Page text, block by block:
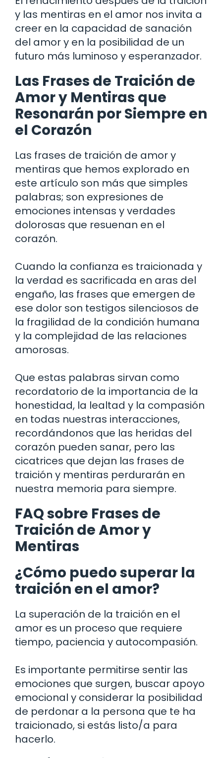
y las mentiras en el amor nos invita a
creer en la capacidad de sanación
del amor y en la posibilidad de un
futuro más luminoso y esperanzador.
Las Frases de Traición de
Amor y Mentiras que
Resonarán por Siempre en
el Corazón
Las frases de traición de amor y
mentiras que hemos explorado en
este artículo son más que simples
palabras; son expresiones de
emociones intensas y verdades
dolorosas que resuenan en el
corazón.
Cuando la confianza es traicionada y
la verdad es sacrificada en aras del
engaño, las frases que emergen de
ese dolor son testigos silenciosos de
la fragilidad de la condición humana
y la complejidad de las relaciones
amorosas.
Que estas palabras sirvan como
recordatorio de la importancia de la
honestidad, la lealtad y la compasión
en todas nuestras interacciones,
recordándonos que las heridas del
corazón pueden sanar, pero las
cicatrices que dejan las frases de
traición y mentiras perdurarán en
nuestra memoria para siempre.
FAQ sobre Frases de
Traición de Amor y
Mentiras
¿Cómo puedo superar la
traición en el amor?
La superación de la traición en el
amor es un proceso que requiere
tiempo, paciencia y autocompasión.
Es importante permitirse sentir las
emociones que surgen, buscar apoyo
emocional y considerar la posibilidad
de perdonar a la persona que te ha
traicionado, si estás listo/a para
hacerlo.